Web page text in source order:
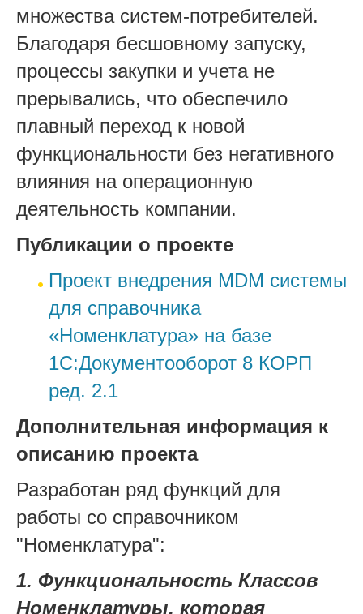
множества систем-потребителей.
Благодаря бесшовному запуску,
процессы закупки и учета не
прерывались, что обеспечило
плавный переход к новой
функциональности без негативного
влияния на операционную
деятельность компании.
Публикации о проекте
Проект внедрения MDM системы
для справочника
«Номенклатура» на базе
1С:Документооборот 8 КОРП
ред. 2.1
Дополнительная информация к
описанию проекта
Разработан ряд функций для
работы со справочником
"Номенклатура":
1. Функциональность Классов
Номенклатуры, которая